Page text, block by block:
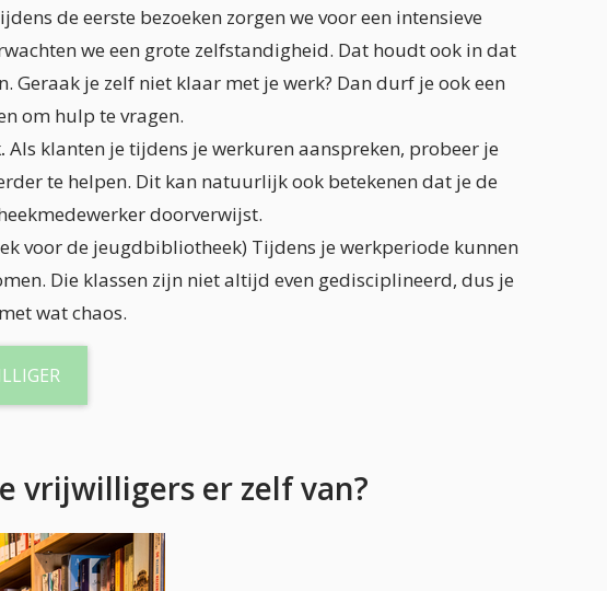
de eerste bezoeken zorgen we voor een intensieve
we een grote zelfstandigheid. Dat houdt ook in dat
Geraak je zelf niet klaar met je werk? Dan durf je ook een
om hulp te vragen.
Als klanten je tijdens je werkuren aanspreken, probeer je
te helpen. Dit kan natuurlijk ook betekenen dat je de
doorverwijst.
voor de jeugdbibliotheek) Tijdens je werkperiode kunnen
Die klassen zijn niet altijd even gedisciplineerd, dus je
wat chaos.
vrijwilligers er zelf van?